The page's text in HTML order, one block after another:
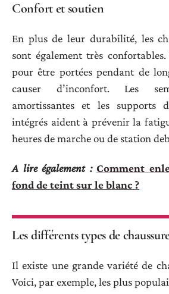
Confort et soutien
En plus de leur durabilité, les
sont également très
pour être portées pendant de
causer d’inconfort. Les
amortissantes et les supports
intégrés aident à prévenir la
heures de marche ou de station
A lire également : Comment
fond de teint sur le blanc ?
Les différents types de
Il existe une grande variété de
Voici, par exemple, les plus